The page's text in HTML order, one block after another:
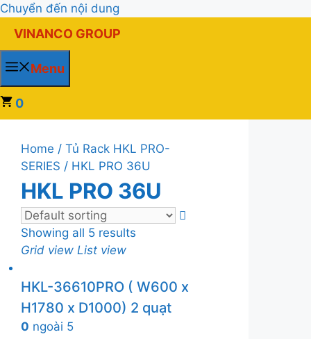
Chuyển đến nội dung
VINANCO GROUP
Menu
0
Home / Tủ Rack HKL PRO-
SERIES / HKL PRO 36U
HKL PRO 36U
Showing all 5 results
Grid view List view
HKL-36610PRO ( W600 x
H1780 x D1000) 2 quạt
0 ngoài 5